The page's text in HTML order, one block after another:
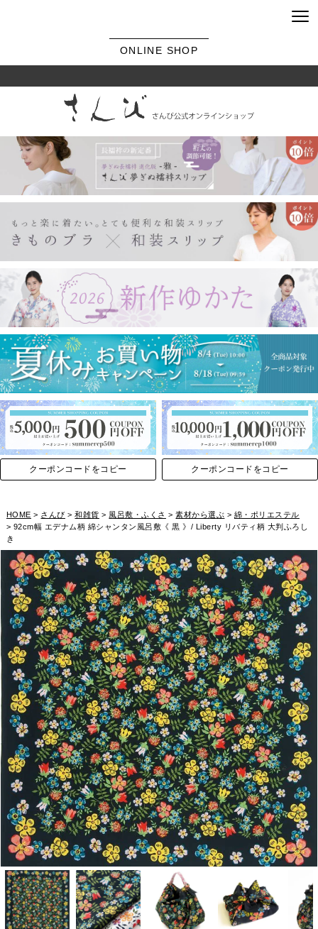
ONLINE SHOP
クーポンコードをコピー クーポンコードをコピー
HOME さんび 和雑貨 風呂敷・ふくさ 素材から選ぶ
綿・ポリエステル
92cm幅 エデナム柄 綿シャンタン風呂敷《 黒 》/ Liberty リバティ柄 大判ふろし
き